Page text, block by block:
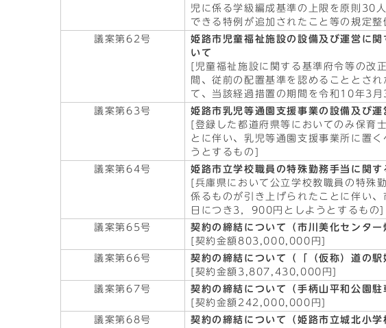
児に係る学級編成基準の上限を原則30
できる特例が追加されたこと等の規定
議案第62号
姫路市児童福祉施設の設備及び運営に
いて
[児童福祉施設に関する基準府令等の改
間、従前の配置基準を認めることとさ
て、当該経過措置の期間を令和10年3
議案第63号
姫路市乳児等通園支援事業の設備及び
[登録した都道府県等においてのみ保育
とに伴い、乳児等通園支援事業所に置
うとするもの]
議案第64号
姫路市立学校職員の特殊勤務手当に関
[兵庫県において公立学校教職員の特殊
係るものが引き上げられたことに伴い
日につき3，900円としようとするもの]
議案第65号
契約の締結について（市川美化センタ
[契約金額803,000,000円]
議案第66号
契約の締結について（「（仮称）道の
[契約金額3,807,430,000円]
議案第67号
契約の締結について（手柄山平和公園
[契約金額242,000,000円]
議案第68号
契約の締結について（姫路市立城北小